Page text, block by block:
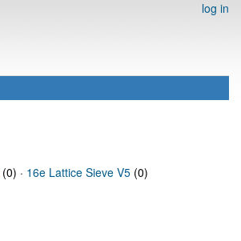
log in
(0) · 16e Lattice Sieve V5 (0)